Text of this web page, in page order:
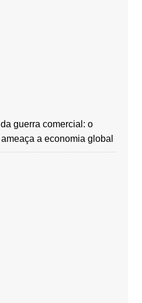
guerra comercial: o
a economia global